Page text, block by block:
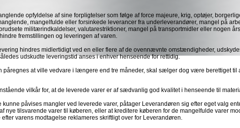
opfyldelse af sine forpligtelser som følge af force majeure, krig, optøjer,
mangelfulde eller forsinkede leverancer fra underleverandører, mangel på
militærindkaldelser, valutarestriktioner, mangel på transportmidler eller nogen
fremstillingen og leveringen af varen.
hindres midlertidigt ved en eller flere af de ovennævnte omstændigheder,
udskudte leveringstid anses i enhver henseende for rettidig.
påregnes at ville vedvare i længere end tre måneder, skal sælger dog være berettiget til
vilkår for, at de leverede varer er af sædvanlig god kvalitet i henseende til
kunne påvises mangler ved leverede varer, påtager Leverandøren sig efter eget valg
nye tilsvarende varer til køberen, eller at kreditere køberen for de mangelfulde varer
varens modtagelse reklameres skriftligt over for Leverandøren.